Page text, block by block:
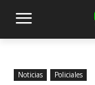
Noticias Policiales